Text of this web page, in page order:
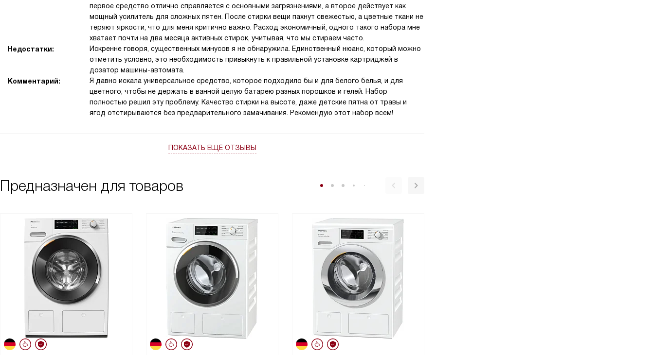
первое средство отлично справляется с основными загрязнениями, а второе действует как
мощный усилитель для сложных пятен. После стирки вещи пахнут свежестью, а цветные ткани не
теряют яркости, что для меня критично важно. Расход экономичный, одного такого набора мне
хватает почти на два месяца активных стирок, учитывая, что мы стираем часто.
Недостатки:
Искренне говоря, существенных минусов я не обнаружила. Единственный нюанс, который можно
отметить условно, это необходимость привыкнуть к правильной установке картриджей в
дозатор машины-автомата.
Комментарий:
Я давно искала универсальное средство, которое подходило бы и для белого белья, и для
цветного, чтобы не держать в ванной целую батарею разных порошков и гелей. Набор
полностью решил эту проблему. Качество стирки на высоте, даже детские пятна от травы и
ягод отстирываются без предварительного замачивания. Рекомендую этот набор всем!
ПОКАЗАТЬ ЕЩЁ ОТЗЫВЫ
Предназначен для товаров